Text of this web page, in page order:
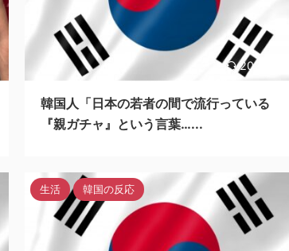
2023/11/7
韓国人「日本の若者の間で流行っている
『親ガチャ』という言葉…...
生活 韓国の反応